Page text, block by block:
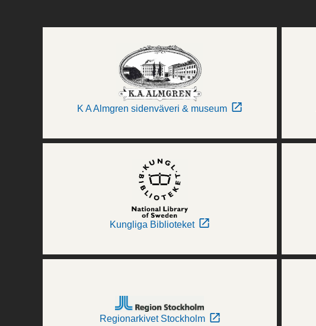
K A Almgren sidenväveri & museum
Kungliga Biblioteket
Regionarkivet Stockholm